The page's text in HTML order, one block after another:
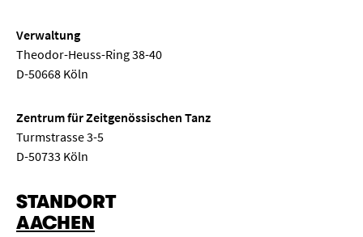
Verwaltung
Theodor-Heuss-Ring 38-40
D-50668 Köln
Zentrum für Zeitgenössischen Tanz
Turmstrasse 3-5
D-50733 Köln
STANDORT
AACHEN